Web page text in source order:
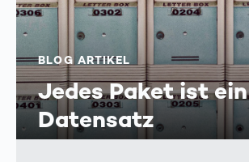
BLOG ARTIKEL
Jedes Paket ist ein
Datensatz